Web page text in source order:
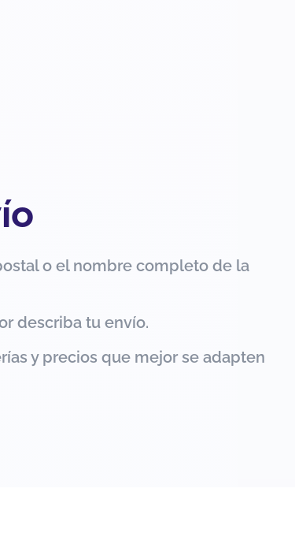
o el nombre completo de la
describa tu envío.
y precios que mejor se adapten